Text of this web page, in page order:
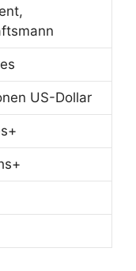
US-Dollar